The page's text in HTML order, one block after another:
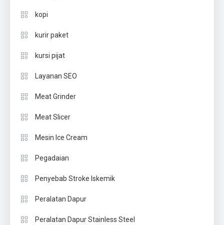
kopi
kurir paket
kursi pijat
Layanan SEO
Meat Grinder
Meat Slicer
Mesin Ice Cream
Pegadaian
Penyebab Stroke Iskemik
Peralatan Dapur
Peralatan Dapur Stainless Steel